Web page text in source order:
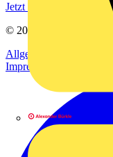
Jetzt registrieren
© 2002-
Allgemeine
Impressum